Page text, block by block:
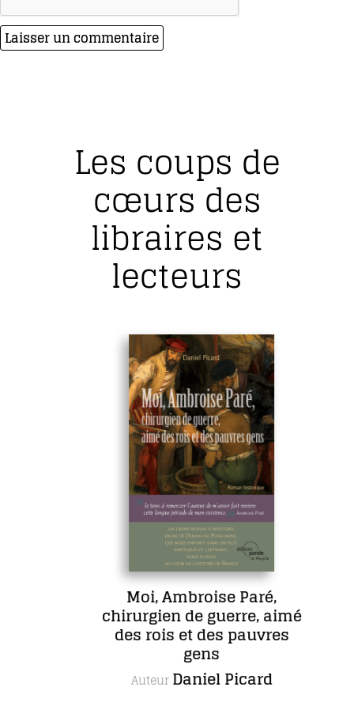
Les coups de
cœurs des
libraires et
lecteurs
Moi, Ambroise Paré,
chirurgien de guerre, aimé
des rois et des pauvres
gens
AuteurDaniel Picard